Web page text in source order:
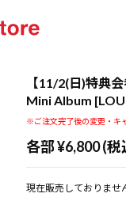
【11/2(日)特典
Mini Album
※ご注文完了後の変更・キ
各部 ¥6,800 (税
現在販売しておりませ